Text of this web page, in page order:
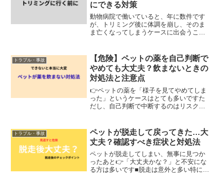
にできる対策
動物病院で働いていると、年に数件です
が、トリミング後に体調を崩し、そのま
ま亡くなってしまうケースに出会うこと
です。トリミングがきっかけになること
もあるトリミング前は元気...
トラブル・事故
【危険】ペットの薬を自己判断で
やめても大丈夫？飲まないときの
対処法と注意点
👉ペットの薬を「様子を見てやめてしま
った」というケースはとても多いですた
だし、自己判断で中断するのはリスクが
めた・下痢したのでやめたといった相談
がよくあります👉た...
トラブル・事故
ペットが脱走して戻ってきた…大
丈夫？確認すべき症状と対処法
ペットが脱走してしまい、無事に見つか
ったあと👉「大丈夫かな？」と不安にな
る方は多いです■脱走は意外と多い特に猫